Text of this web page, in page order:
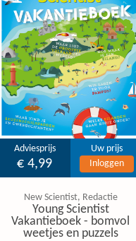
Adviesprijs
€ 4,99
Uw prijs
Inloggen
New Scientist, Redactie
Young Scientist
Vakantieboek - bomvol
weetjes en puzzels